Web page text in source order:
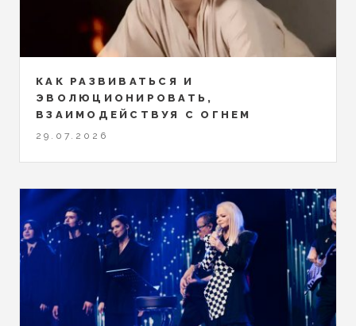
КАК РАЗВИВАТЬСЯ И
ЭВОЛЮЦИОНИРОВАТЬ,
ВЗАИМОДЕЙСТВУЯ С ОГНЕМ
29.07.2026